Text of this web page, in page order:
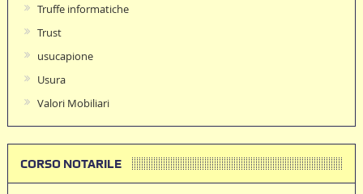
Truffe informatiche
Trust
usucapione
Usura
Valori Mobiliari
CORSO NOTARILE